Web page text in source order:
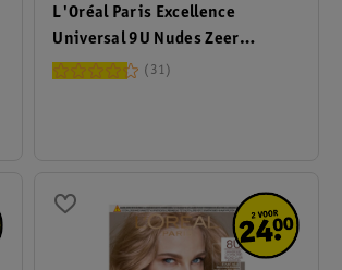
L'Oréal Paris Excellence
Universal 9U Nudes Zeer
Lichtblond Permanente
31